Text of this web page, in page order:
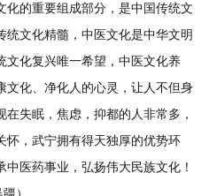
的重要组成部分，是中国传统文
文化精髓，中医文化是中华文明
文化复兴唯一希望，中医文化养
文化、净化人的心灵，让人不但身
失眠，焦虑，抑都的人非常多，
怀，武宁拥有得天独厚的优势环
医药事业，弘扬伟大民族文化！